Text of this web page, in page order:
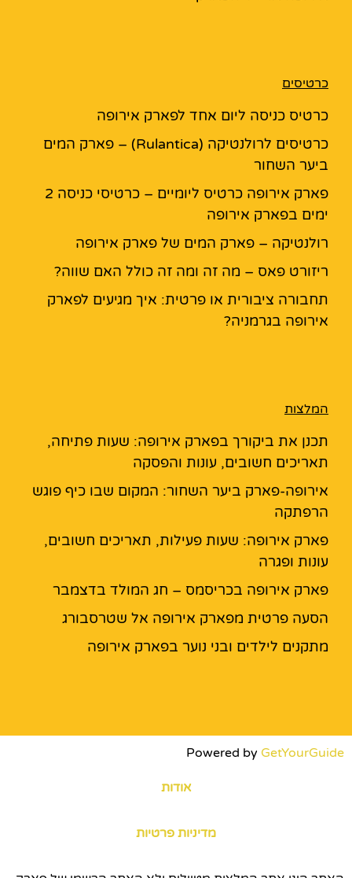
כרטיסים
כרטיס כניסה ליום אחד לפארק אירופה
כרטיסים לרולנטיקה (Rulantica) – פארק המים
ביער השחור
פארק אירופה כרטיס ליומיים – כרטיסי כניסה 2
ימים בפארק אירופה
רולנטיקה – פארק המים של פארק אירופה
ריזורט פאס – מה זה ומה זה כולל האם שווה?
תחבורה ציבורית או פרטית: איך מגיעים לפארק
אירופה בגרמניה?
המלצות
תכנן את ביקורך בפארק אירופה: שעות פתיחה,
תאריכים חשובים, עונות והפסקה
אירופה-פארק ביער השחור: המקום שבו כיף פוגש
הרפתקה
פארק אירופה: שעות פעילות, תאריכים חשובים,
עונות ופגרה
פארק אירופה בכריסמס – חג המולד בדצמבר
הסעה פרטית מפארק אירופה אל שטרסבורג
מתקנים לילדים ובני נוער בפארק אירופה
Powered by GetYourGuide
אודות
מדיניות פרטיות